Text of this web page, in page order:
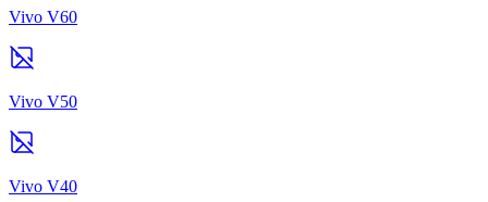
Vivo V60
Vivo V50
Vivo V40